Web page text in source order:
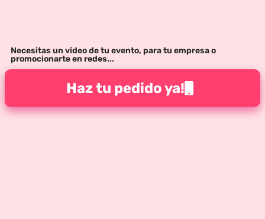
Necesitas un video de tu evento, para tu empresa o
promocionarte en redes...
Haz tu pedido ya!